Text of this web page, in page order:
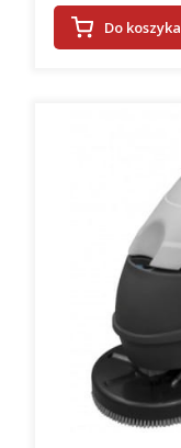
Do koszyka